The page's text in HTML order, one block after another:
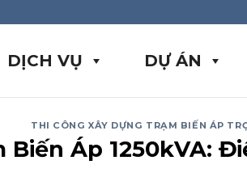
DỊCH VỤ DỰ ÁN
THI CÔNG XÂY DỰNG TRẠM BIẾN ÁP
Biến Áp 1250kVA: